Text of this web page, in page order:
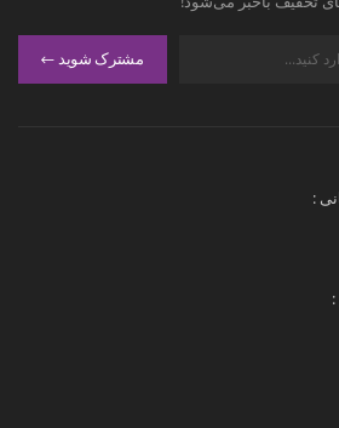
مشترک شوید
:
: